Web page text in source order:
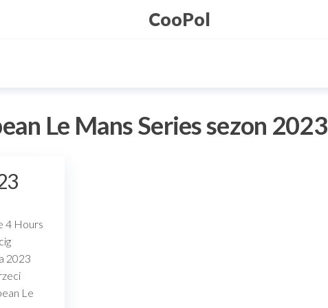
CooPol
Le Mans Series sezon 2023
4 Hours
2023
Le